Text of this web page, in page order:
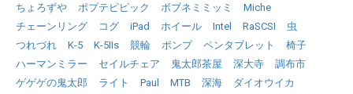
ちょろずや
ポプテピピック ボブネミミッミ
Miche
チェーンリング
コグ iPad ホイール Intel RaSCSI
虫
つれづれ
K-5 K-5IIs 競輪 ポンプ ペンタブレット
椅子
ハーマンミラー
セイルチェア 鬼太郎茶屋 深大寺
調布市
ゲゲゲの鬼太郎
ライト Paul MTB 深海
ダイオウイカ